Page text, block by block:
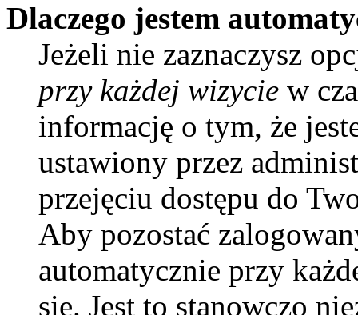
Dlaczego jestem
Jeżeli nie zaznaczysz
przy każdej wizycie w
informację o tym, że
ustawiony przez
przejęciu dostępu do
Aby pozostać
automatycznie przy
się. Jest to stanowczo